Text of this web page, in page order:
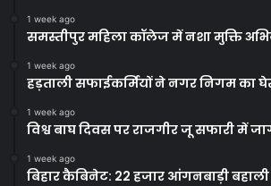
1 week ago
समस्तीपुर महिला कॉलेज में नशा मुक्ति
1 week ago
हड़ताली सफाईकर्मियों ने नगर निगम का
1 week ago
विश्व बाघ दिवस पर राजगीर जू सफारी में
1 week ago
बिहार कैबिनेट: 22 हजार आंगनबाड़ी